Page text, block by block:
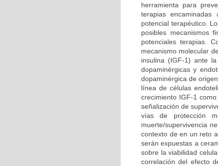
herramienta para
terapias
potencial terapéutico.
posibles mecanismos
potenciales terapias.
mecanismo molecular
insulina (IGF-1) ante
dopaminérgicas y
dopaminérgica de
línea de células
crecimiento IGF-1
señalización de
vías de protección
muerte/supervivencia
contexto de en un reto
serán expuestas a
sobre la viabilidad
correlación del efecto